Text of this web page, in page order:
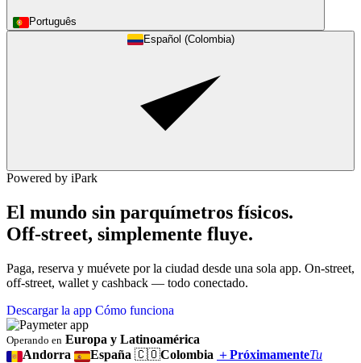
Português
Español (Colombia)
Powered by iPark
El mundo sin parquímetros físicos.
Off-street, simplemente fluye.
Paga, reserva y muévete por la ciudad desde una sola app. On-street,
off-street, wallet y cashback — todo conectado.
Descargar la app Cómo funciona
Operando en Europa y Latinoamérica
Andorra
España 🇨🇴Colombia ＋PróximamenteTu